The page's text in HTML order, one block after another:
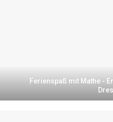
Ferienspaß mit Mathe -